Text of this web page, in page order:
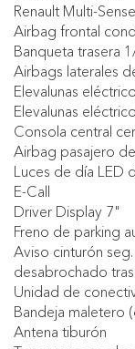
Renault Multi-Sense
Airbag frontal
Banqueta trasera
Airbags laterales
Elevalunas
Elevalunas
Consola central
Airbag pasajero
Luces de día LED
E-Call
Driver Display 7"
Freno de parking
Aviso cinturón
desabrochado
Unidad de
Bandeja maletero
Antena tiburón